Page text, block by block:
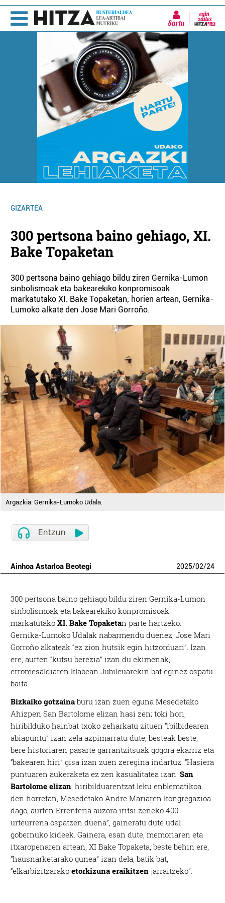
Sartu
GIZARTEA
300 pertsona baino gehiago, XI.
Bake Topaketan
300 pertsona baino gehiago bildu ziren Gernika-Lumon
sinbolismoak eta bakearekiko konpromisoak
markatutako XI. Bake Topaketan; horien artean, Gernika-
Lumoko alkate den Jose Mari Gorroño.
Argazkia: Gernika-Lumoko Udala.
Ainhoa Astarloa Beotegi 2025/02/24
300 pertsona baino gehiago bildu ziren Gernika-Lumon
sinbolismoak eta bakearekiko konpromisoak
markatutakoXI. Bake Topaketan parte hartzeko.
Gernika-Lumoko Udalak nabarmendu duenez, Jose Mari
Gorroño alkateak “ez zion hutsik egin hitzorduari”. Izan
ere, aurten “kutsu berezia” izan du ekimenak,
erromesaldiaren klabean Jubileuarekin bat eginez ospatu
baita.
Bizkaiko gotzaina buru izan zuen eguna Mesedetako
Ahizpen San Bartolome elizan hasi zen; toki hori,
hiribilduko hainbat txoko zeharkatu zituen “ibilbidearen
abiapuntu” izan zela azpimarratu dute, besteak beste,
bere historiaren pasarte garrantzitsuak gogora ekarriz eta
“bakearen hiri” gisa izan zuen zeregina indartuz. “Hasiera
puntuaren aukeraketa ez zen kasualitatea izan.San
Bartolome elizan , hiribilduarentzat leku enblematikoa
den horretan, Mesedetako Andre Mariaren kongregazioa
dago, aurten Errenteria auzora iritsi zeneko 400.
urteurrena ospatzen duena”, gaineratu dute udal
gobernuko kideek. Gainera, esan dute, memoriaren eta
itxaropenaren artean, XI Bake Topaketa, beste behin ere,
“hausnarketarako gunea” izan dela, batik bat,
“elkarbizitzarakoetorkizuna eraikitzen jarraitzeko”.